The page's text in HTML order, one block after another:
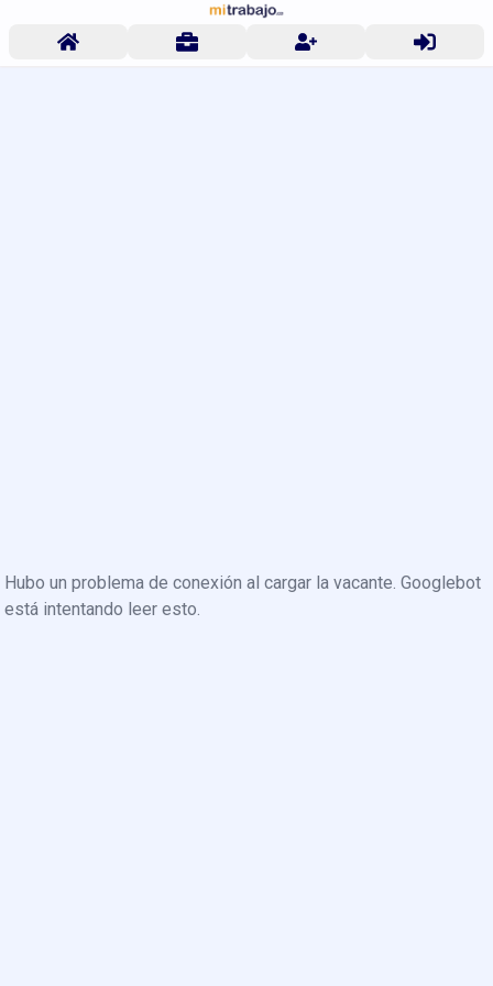
Hubo un problema de conexión al cargar la vacante. Googlebot
está intentando leer esto.